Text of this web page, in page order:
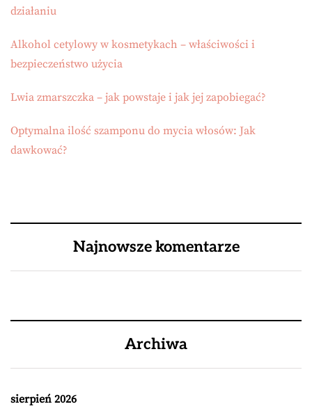
działaniu
Alkohol cetylowy w kosmetykach – właściwości i
bezpieczeństwo użycia
Lwia zmarszczka – jak powstaje i jak jej zapobiegać?
Optymalna ilość szamponu do mycia włosów: Jak
dawkować?
Najnowsze komentarze
Archiwa
sierpień 2026